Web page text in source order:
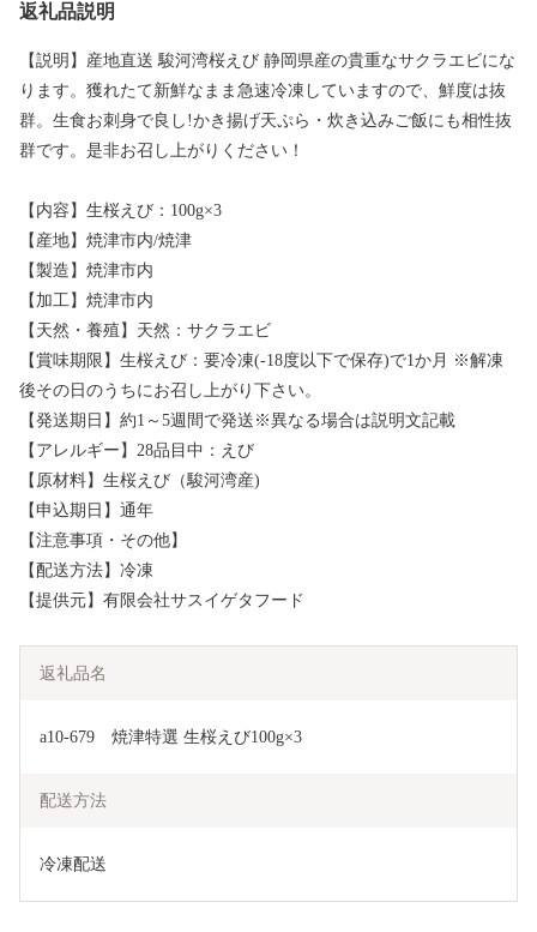
返礼品説明
【説明】産地直送 駿河湾桜えび 静岡県産の貴重なサクラエビにな
ります。獲れたて新鮮なまま急速冷凍していますので、鮮度は抜
群。生食お刺身で良し!かき揚げ天ぷら・炊き込みご飯にも相性抜
群です。是非お召し上がりください！
【内容】生桜えび：100g×3
【産地】焼津市内/焼津
【製造】焼津市内
【加工】焼津市内
【天然・養殖】天然：サクラエビ
【賞味期限】生桜えび：要冷凍(-18度以下で保存)で1か月 ※解凍
後その日のうちにお召し上がり下さい。
【発送期日】約1～5週間で発送※異なる場合は説明文記載
【アレルギー】28品目中：えび
【原材料】生桜えび（駿河湾産)
【申込期日】通年
【注意事項・その他】
【配送方法】冷凍
【提供元】有限会社サスイゲタフード
返礼品名
a10-679　焼津特選 生桜えび100g×3
配送方法
冷凍配送